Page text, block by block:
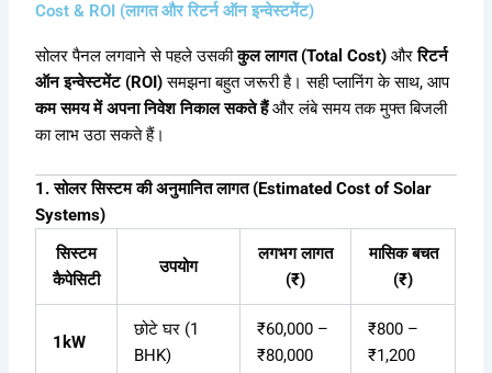
Cost & ROI (लागत और रिटर्न ऑन इन्वेस्टमेंट)
सोलर पैनल लगवाने से पहले उसकीकुल लागत (Total Cost) औररिटर्न
ऑन इन्वेस्टमेंट (ROI)समझना बहुत जरूरी है। सही प्लानिंग के साथ, आप
कम समय में अपना निवेश निकाल सकते हैंऔर लंबे समय तक मुफ्त बिजली
का लाभ उठा सकते हैं।
1. सोलर सिस्टम की अनुमानित लागत (Estimated Cost of Solar
Systems)
सिस्टम
कैपेसिटी
उपयोग
लगभग लागत
(₹)
मासिक बचत
(₹)
1kW
छोटे घर (1
BHK)
₹60,000 –
₹80,000
₹800 –
₹1,200